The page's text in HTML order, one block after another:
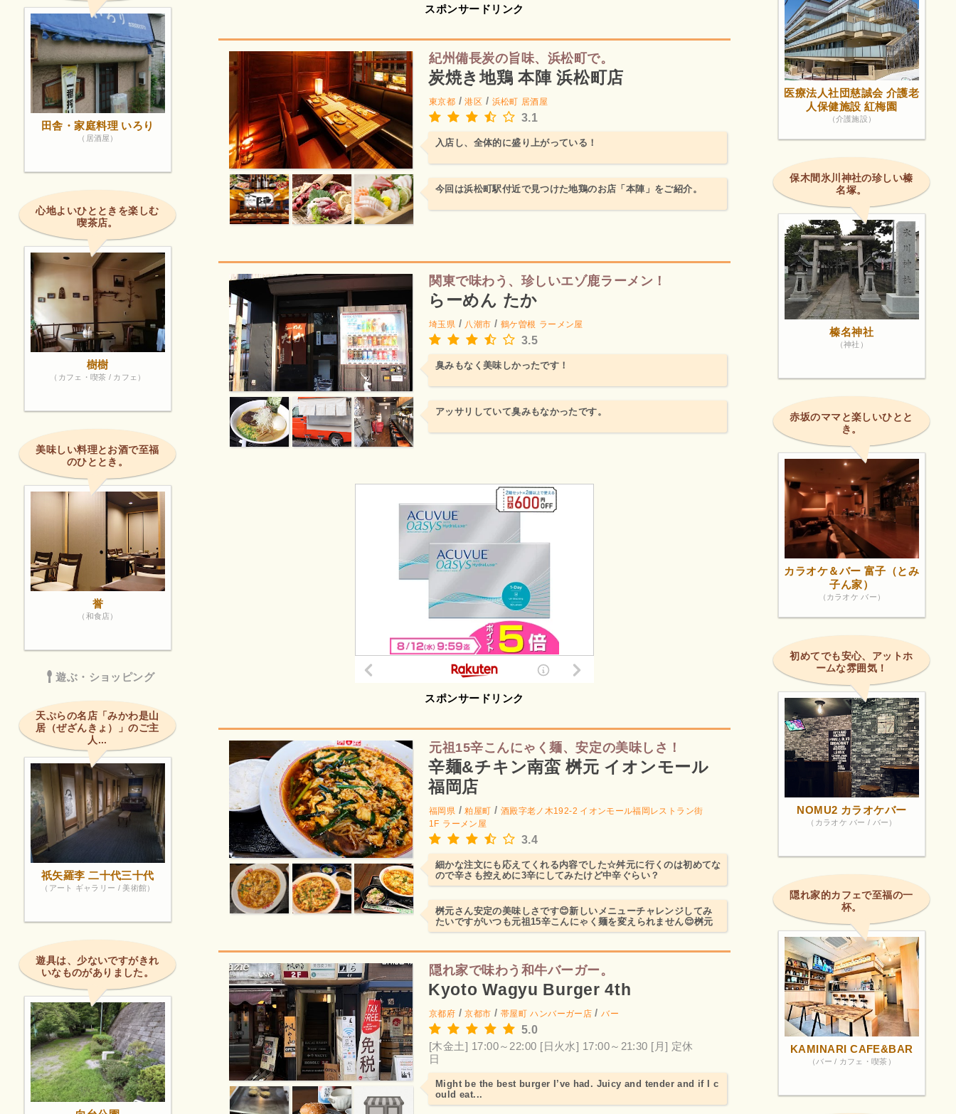
スポンサードリンク
紀州備長炭の旨味、浜松町で。
炭焼き地鶏 本陣 浜松町店
東京都 /港区 / 浜松町 居酒屋
3.1
入店し、全体的に盛り上がっている！
今回は浜松町駅付近で見つけた地鶏のお店「本陣」をご紹介。
関東で味わう、珍しいエゾ鹿ラーメン！
らーめん たか
埼玉県 / 八潮市 / 鶴ケ曽根 ラーメン屋
3.5
臭みもなく美味しかったです！
アッサリしていて臭みもなかったです。
スポンサードリンク
元祖15辛こんにゃく麺、安定の美味しさ！
辛麺&チキン南蛮 桝元 イオンモール
福岡店
福岡県 /粕屋町 / 酒殿字老ノ木192-2 イオンモール福岡レストラン街
1F ラーメン屋
3.4
細かな注文にも応えてくれる内容でした☆舛元に行くのは初めてな
ので辛さも控えめに3辛にしてみたけど中辛ぐらい？
桝元さん安定の美味しさです😊新しいメニューチャレンジしてみ
たいですがいつも元祖15辛こんにゃく麺を変えられません😌桝元
さんは0辛でもとてもお...
隠れ家で味わう和牛バーガー。
Kyoto Wagyu Burger 4th
京都府 /京都市 / 帯屋町 ハンバーガー店/バー
5.0
[木金土] 17:00～22:00 [日火水] 17:00～21:30 [月] 定休
日
Might be the best burger I’ve had. Juicy and tender and if I c
ould eat...
田舎・家庭料理 いろり
（居酒屋）
心地よいひとときを楽しむ
喫茶店。
樹樹
（カフェ・喫茶 / カフェ）
美味しい料理とお酒で至福
のひととき。
誉
（和食店）
遊ぶ・ショッピング
天ぷらの名店「みかわ是山
居（ぜざんきょ）」のご主
人...
祇矢羅李 二十代三十代
（アート ギャラリー / 美術館）
遊具は、少ないですがきれ
いなものがありました。
医療法人社団慈誠会 介護老
人保健施設 紅梅園
（介護施設）
保木間氷川神社の珍しい榛
名塚。
榛名神社
（神社）
赤坂のママと楽しいひとと
き。
カラオケ＆バー 富子（とみ
子ん家）
（カラオケ バー）
初めてでも安心、アットホ
ームな雰囲気！
NOMU2 カラオケバー
（カラオケ バー / バー）
隠れ家的カフェで至福の一
杯。
KAMINARI CAFE&BAR
（バー / カフェ・喫茶）